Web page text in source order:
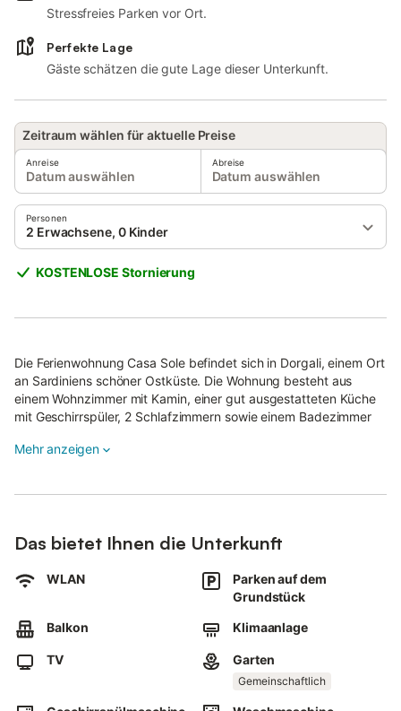
Stressfreies Parken vor Ort.
Perfekte Lage
Gäste schätzen die gute Lage dieser Unterkunft.
Zeitraum wählen für aktuelle Preise
Anreise
Datum auswählen
Abreise
Datum auswählen
Personen
2 Erwachsene, 0 Kinder
KOSTENLOSE Stornierung
Die Ferienwohnung Casa Sole befindet sich in Dorgali, einem Ort
an Sardiniens schöner Ostküste. Die Wohnung besteht aus
einem Wohnzimmer mit Kamin, einer gut ausgestatteten Küche
mit Geschirrspüler, 2 Schlafzimmern sowie einem Badezimmer
Anfrage).
genießen oder sich im gemeinschaftlich genutzten, möblierten
Garten entspannen oder auf der gemeinschaftlich genutzten,
offenen Terrasse sonnen.
Im Außenbereich befinden sich auch Duschen und ein Grill.
Die Wohnung ist nur 10 bis 15 Autominuten (7,5 bis 11 km) von
einer Vielzahl von Restaurants, Bars, Cafés und
Einkaufsmöglichkeiten entfernt.
Mehr anzeigen
Das bietet Ihnen die Unterkunft
WLAN
Parken auf dem
Grundstück
Balkon
Klimaanlage
TV Garten
Gemeinschaftlich